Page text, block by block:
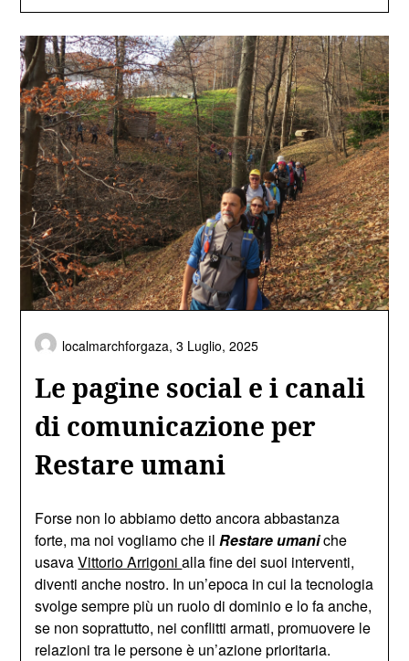
Le pagine social e i canali
di comunicazione per
Restare umani
localmarchforgaza,3 Luglio, 2025
Forse non lo abbiamo detto ancora abbastanza
forte, ma noi vogliamo che ilRestare umaniche
usavaVittorio Arrigonialla fine dei suoi interventi,
diventi anche nostro. In un’epoca in cui la tecnologia
svolge sempre più un ruolo di dominio e lo fa anche,
se non soprattutto, nei conflitti armati, promuovere le
relazioni tra le persone è un’azione prioritaria.